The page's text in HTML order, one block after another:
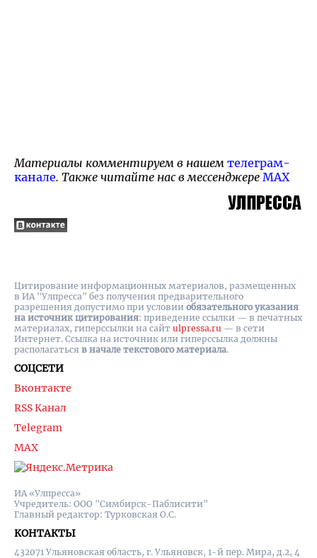
Материалы комментируем в нашем телеграм-
канале. Также читайте нас в мессенджере MAX
ИА «Улпресса»
Учредитель: ООО "Симбирск-Паблисити"
Главный редактор: Турковская О.С.
КОНТАКТЫ
432071 Ульяновская область, г. Ульяновск, 1-й пер. Мира, д.2, 4
СОЦСЕТИ
Вконтакте
RSS Канал
Telegram
MAX
Цитирование информационных материалов, размещенных
в ИА "Улпресса" без получения предварительного
разрешения допустимо при условии обязательного указания
на источник цитирования: приведение ссылки — в печатных
материалах, гиперссылки на cайт ulpressa.ru — в сети
Интернет. Ссылка на источник или гиперссылка должны
располагаться в начале текстового материала.